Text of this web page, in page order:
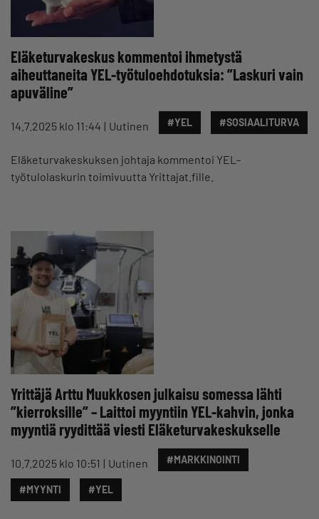
Eläketurvakeskus kommentoi ihmetystä
aiheuttaneita YEL-työtuloehdotuksia: ”Laskuri vain
apuväline”
14.7.2025 klo 11:44 Uutinen #YEL #SOSIAALITURVA
Eläketurvakeskuksen johtaja kommentoi YEL-
työtulolaskurin toimivuutta Yrittajat.fille.
Yrittäjä Arttu Muukkosen julkaisu somessa lähti
”kierroksille” – Laittoi myyntiin YEL-kahvin, jonka
myyntiä ryydittää viesti Eläketurvakeskukselle
10.7.2025 klo 10:51 Uutinen #MARKKINOINTI
#MYYNTI #YEL